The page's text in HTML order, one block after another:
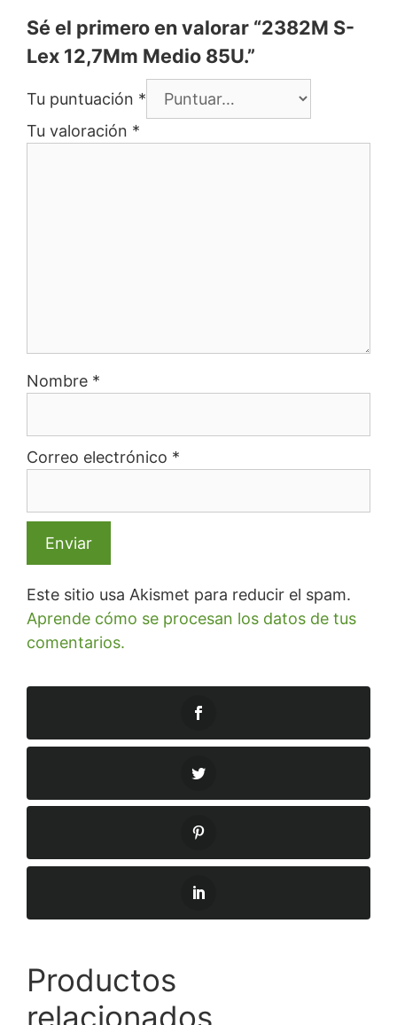
Sé el primero en valorar “2382M S-
Lex 12,7Mm Medio 85U.”
Tu puntuación *
Tu valoración *
Nombre *
Correo electrónico *
Este sitio usa Akismet para reducir el spam.
Aprende cómo se procesan los datos de tus
comentarios.
Productos
relacionados